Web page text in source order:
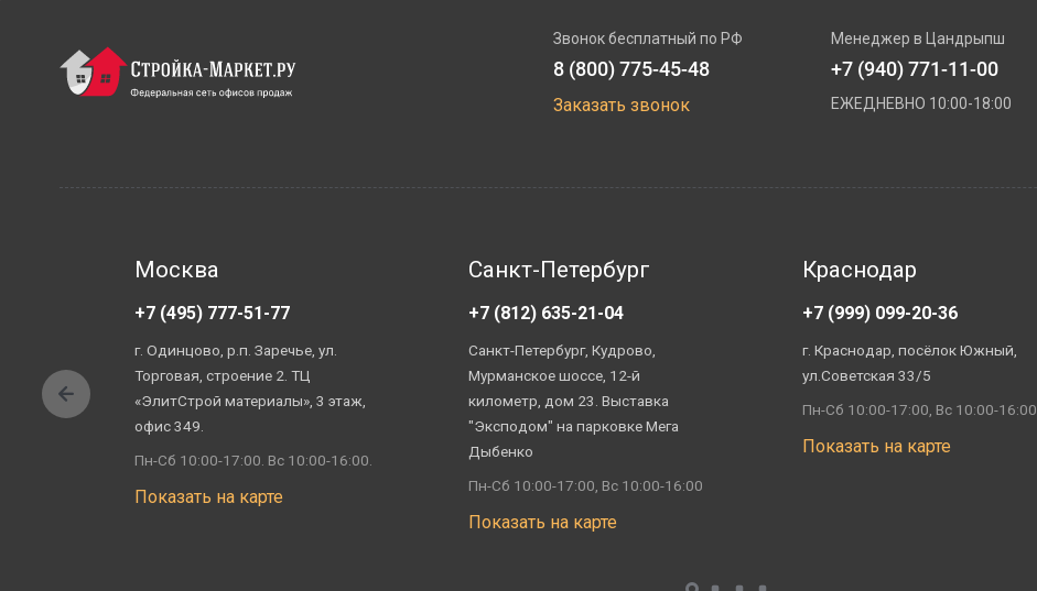
Звонок бесплатный по РФ
8 (800) 775-45-48
Заказать звонок
Менеджер в Цандрыпш
+7 (940) 771-11-00
ЕЖЕДНЕВНО 10:00-18:00
Москва
+7 (495) 777-51-77
г. Одинцово, р.п. Заречье, ул.
Торговая, строение 2. ТЦ
«ЭлитСтрой материалы», 3 этаж,
офис 349.
Пн-Сб 10:00-17:00. Вс 10:00-16:00.
Показать на карте
Санкт-Петербург
+7 (812) 635-21-04
Санкт-Петербург, Кудрово,
Мурманское шоссе, 12-й
километр, дом 23. Выставка
"Эксподом" на парковке Мега
Дыбенко
Пн-Сб 10:00-17:00, Вс 10:00-16:00
Показать на карте
Краснодар
+7 (999) 099-20-36
г. Краснодар, посёлок Южный,
ул.Советская 33/5
Пн-Сб 10:00-17:00, Вс 10:00-16:00
Показать на карте